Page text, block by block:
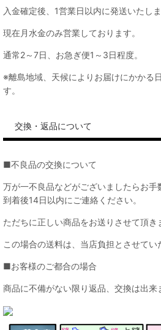
入金確定後、1営業日以内に発送いたしま
現在月水金のみ営業しております。
通常2～7日、お急ぎ便1～3日程度。
※離島地域、天候によりお届けにかかる
す。
交換・返品について
■不良品の交換について
万が一不良品などがございましたらお
到着後14日以内にご連絡ください。
ただちに正しい商品をお送りさせて頂き
この場合の送料は、当店負担とさせてい
■お客様のご都合の場合
商品に不備がない限り返品、交換は出来